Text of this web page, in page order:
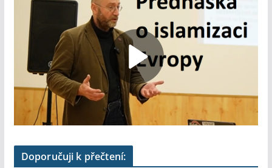
Doporučuji k přečtení: